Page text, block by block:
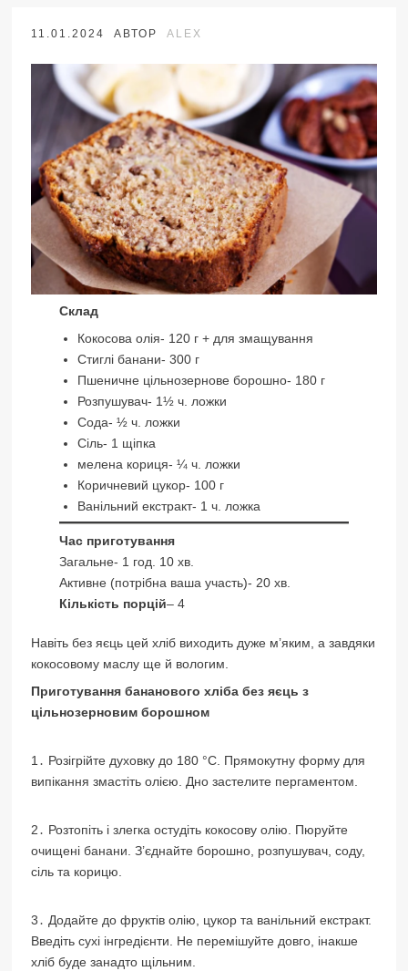
11.01.2024 АВТОР ALEX
Склад
Кокосова олія- 120 г + для змащування
Стиглі банани- 300 г
Пшеничне цільнозернове борошно- 180 г
Розпушувач- 1½ ч. ложки
Сода- ½ ч. ложки
Сіль- 1 щіпка
мелена кориця- ¼ ч. ложки
Коричневий цукор- 100 г
Ванільний екстракт- 1 ч. ложка
Час приготування
Загальне- 1 год. 10 хв.
Активне (потрібна ваша участь)- 20 хв.
Кількість порцій– 4
Навіть без яєць цей хліб виходить дуже м’яким, а завдяки
кокосовому маслу ще й вологим.
Приготування бананового хліба без яєць з
цільнозерновим борошном
1․ Розігрійте духовку до 180 °C. Прямокутну форму для
випікання змастіть олією. Дно застелите пергаментом.
2․ Розтопіть і злегка остудіть кокосову олію. Пюруйте
очищені банани. З’єднайте борошно, розпушувач, соду,
сіль та корицю.
3․ Додайте до фруктів олію, цукор та ванільний екстракт.
Введіть сухі інгредієнти. Не перемішуйте довго, інакше
хліб буде занадто щільним.